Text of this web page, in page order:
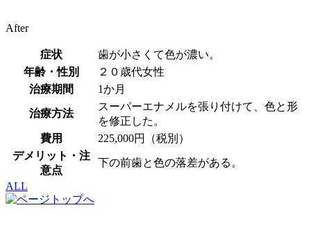
After
症状
歯が小さくて色が濃い。
年齢・性別
２０歳代女性
治療期間
1か月
治療方法
スーパーエナメルを張り付けて、色と形
を修正した。
費用
225,000円（税別）
デメリット・注
意点
下の前歯と色の落差がある。
ALL